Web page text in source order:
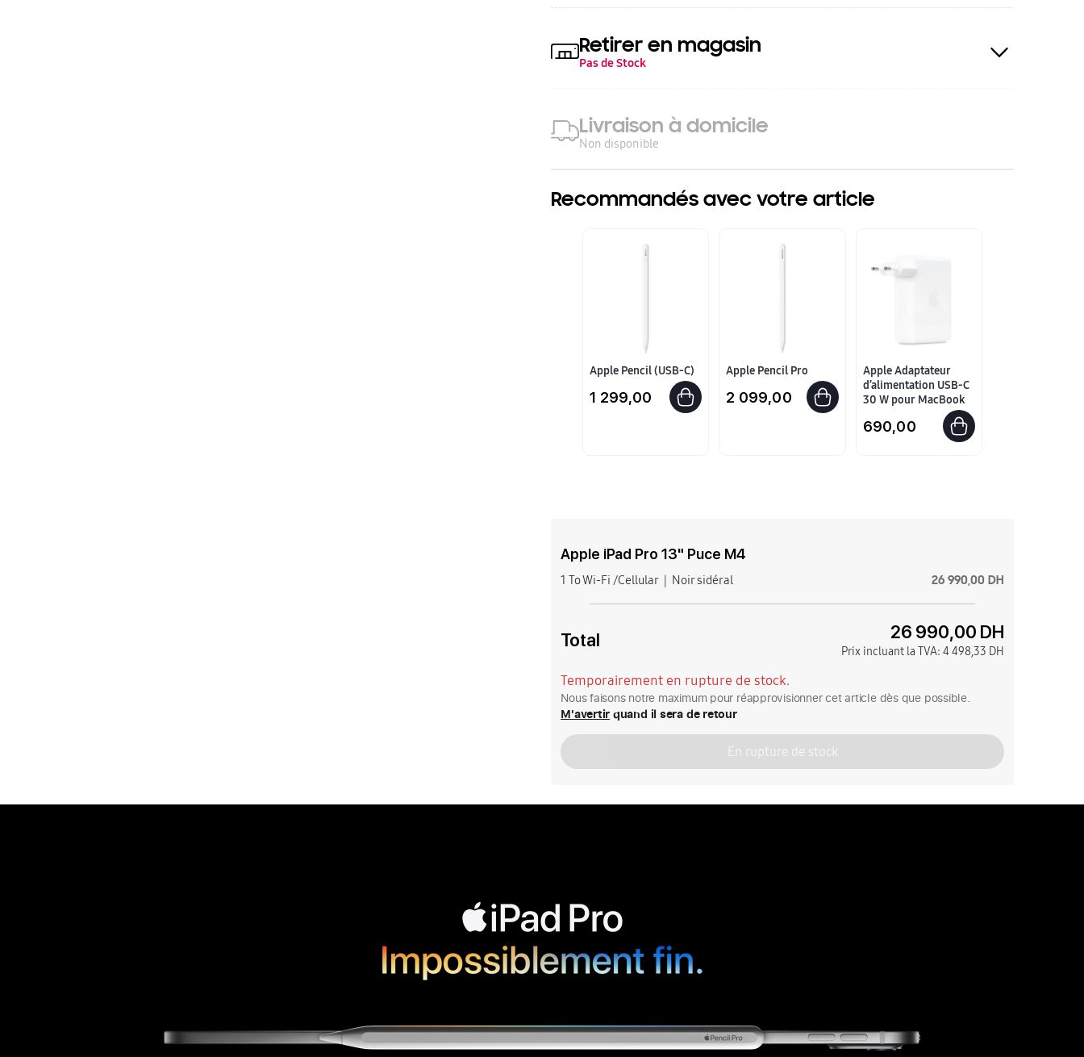
Retirer en magasin
Pas de Stock
Livraison à domicile
Non disponible
Recommandés avec votre article
Apple Pencil (USB-C)
1 299,00
Apple Pencil Pro
2 099,00
Apple Adaptateur
d’alimentation USB-C
30 W pour MacBook
690,00
Apple iPad Pro 13" Puce M4
1 To Wi-Fi /Cellular Noir sidéral 26 990,00 DH
Total 26 990,00 DH
Prix incluant la TVA: 4 498,33 DH
Temporairement en rupture de stock.
Nous faisons notre maximum pour réapprovisionner cet article dès que possible.
M'avertir quand il sera de retour
En rupture de stock